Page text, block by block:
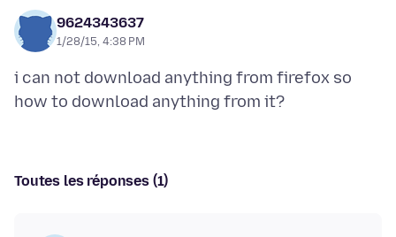
9624343637
1/28/15, 4:38 PM
i can not download anything from firefox so
Toutes les réponses (1)